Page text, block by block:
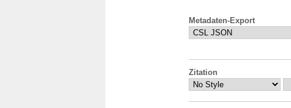
Metadaten-Export
Zitation